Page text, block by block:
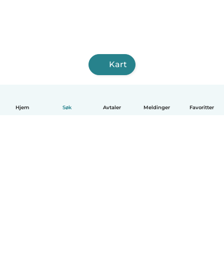
Hjem Søk Avtaler Meldinger Favoritter
Kart